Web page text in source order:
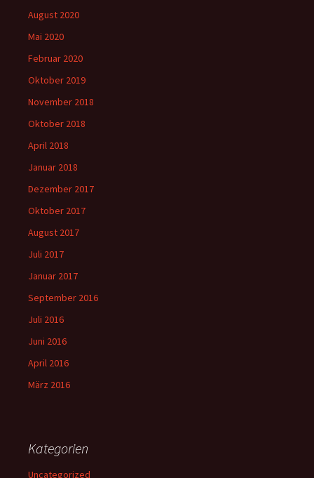
August 2020
Mai 2020
Februar 2020
Oktober 2019
November 2018
Oktober 2018
April 2018
Januar 2018
Dezember 2017
Oktober 2017
August 2017
Juli 2017
Januar 2017
September 2016
Juli 2016
Juni 2016
April 2016
März 2016
Kategorien
Uncategorized